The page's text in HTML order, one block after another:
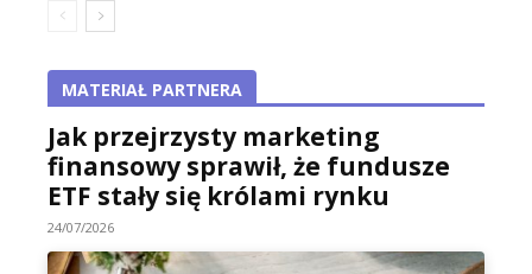
MATERIAŁ PARTNERA
Jak przejrzysty marketing
finansowy sprawił, że fundusze
ETF stały się królami rynku
24/07/2026